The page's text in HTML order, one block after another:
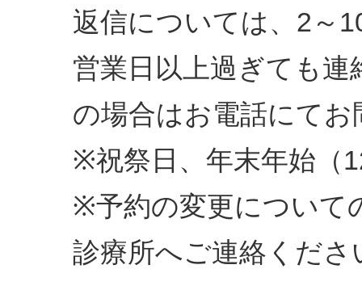
返信については、2～
営業日以上過ぎても
の場合はお電話にて
※祝祭日、年末年始（
※予約の変更について
診療所へご連絡くださ